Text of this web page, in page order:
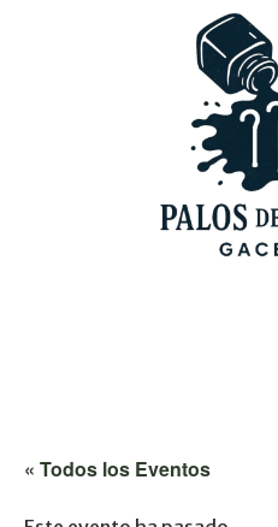
« Todos los Eventos